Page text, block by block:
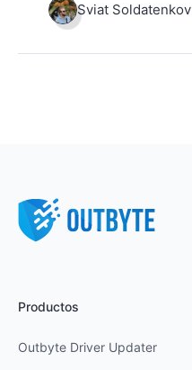
Sviat Soldatenkov
Productos
Outbyte Driver Updater